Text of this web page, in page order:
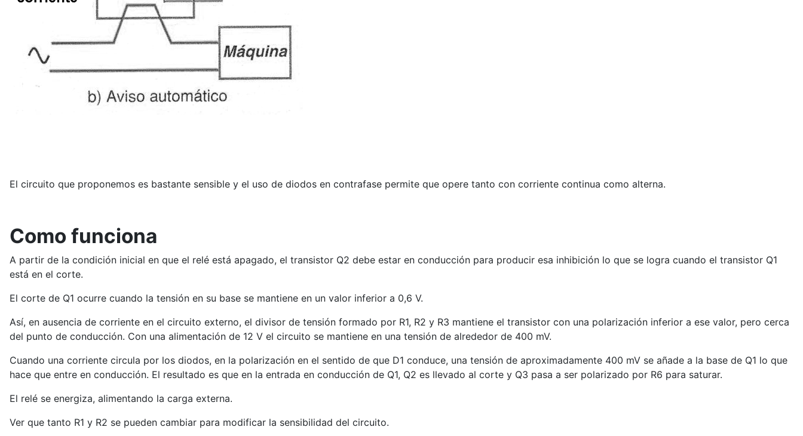
El circuito que proponemos es bastante sensible y el uso de diodos en contrafase permite que opere tanto con corriente continua como alterna.
Como funciona
A partir de la condición inicial en que el relé está apagado, el transistor Q2 debe estar en conducción para producir esa inhibición lo que se logra cuando el transistor Q1
está en el corte.
El corte de Q1 ocurre cuando la tensión en su base se mantiene en un valor inferior a 0,6 V.
Así, en ausencia de corriente en el circuito externo, el divisor de tensión formado por R1, R2 y R3 mantiene el transistor con una polarización inferior a ese valor, pero cerca
del punto de conducción. Con una alimentación de 12 V el circuito se mantiene en una tensión de alrededor de 400 mV.
Cuando una corriente circula por los diodos, en la polarización en el sentido de que D1 conduce, una tensión de aproximadamente 400 mV se añade a la base de Q1 lo que
hace que entre en conducción. El resultado es que en la entrada en conducción de Q1, Q2 es llevado al corte y Q3 pasa a ser polarizado por R6 para saturar.
El relé se energiza, alimentando la carga externa.
Ver que tanto R1 y R2 se pueden cambiar para modificar la sensibilidad del circuito.